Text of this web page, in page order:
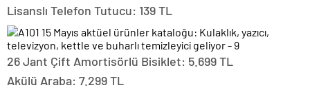
Lisanslı Telefon Tutucu: 139 TL
26 Jant Çift Amortisörlü Bisiklet: 5.699 TL
Akülü Araba: 7.299 TL